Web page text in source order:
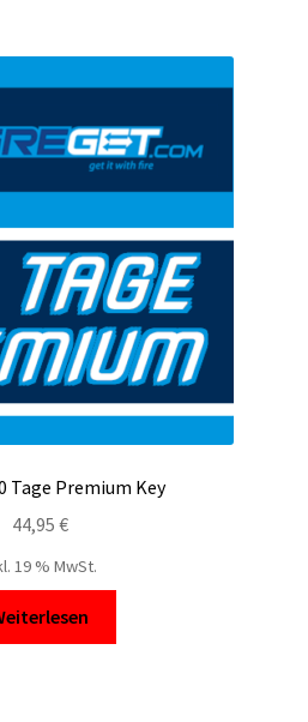
Tage Premium Key
44,95 €
19 % MwSt.